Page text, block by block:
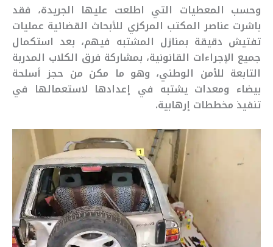
وحسب المعطيات التي اطلعت عليها الجريدة، فقد
باشرت عناصر المكتب المركزي للأبحاث القضائية عمليات
تفتيش دقيقة بمنازل المشتبه فيهم، بعد استكمال
جميع الإجراءات القانونية، بمشاركة فرق الكلاب المدربة
التابعة للأمن الوطني، وهو ما مكن من حجز أسلحة
بيضاء ومعدات يشتبه في إعدادها لاستعمالها في
تنفيذ مخططات إرهابية.